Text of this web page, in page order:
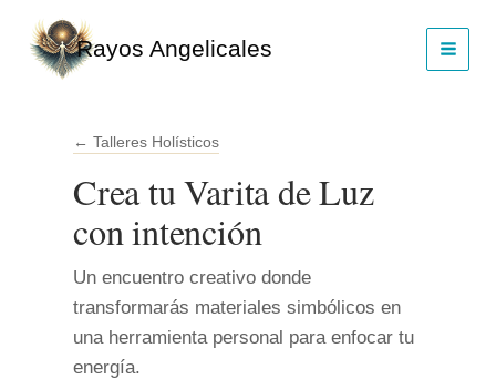
contenido Rayos Angelicales
← Talleres Holísticos
Crea tu Varita de Luz
con intención
Un encuentro creativo donde
transformarás materiales simbólicos en
una herramienta personal para enfocar tu
energía.